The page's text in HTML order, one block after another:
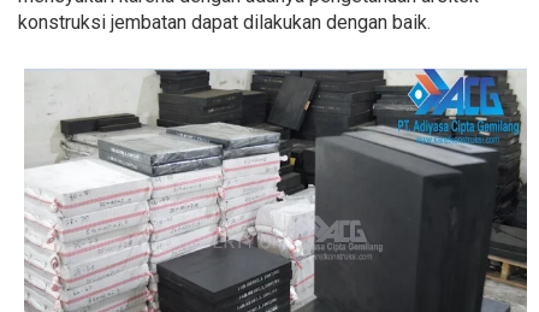
konstruksi jembatan dapat dilakukan dengan baik.